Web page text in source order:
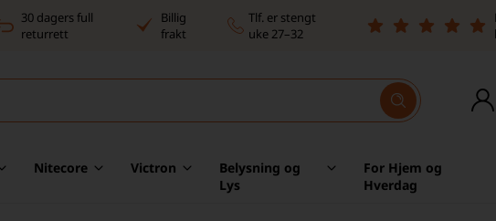
30 dagers full
returrett
Billig
frakt
Tlf. er stengt
uke 27–32
Nitecore Victron
Belysning og
Lys
For Hjem og
Hverdag